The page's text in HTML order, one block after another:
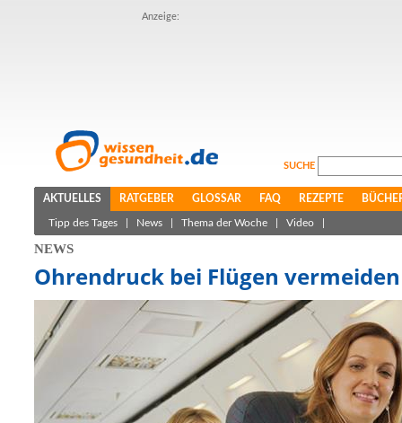
Anzeige:
SUCHE
AKTUELLES RATGEBER GLOSSAR FAQ REZEPTE
Tipp des Tages News Thema der Woche Video
NEWS
Ohrendruck bei Flügen vermeiden